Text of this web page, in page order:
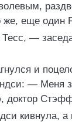
же, еще один
—
и
— Меня
доктор
кивнула, а